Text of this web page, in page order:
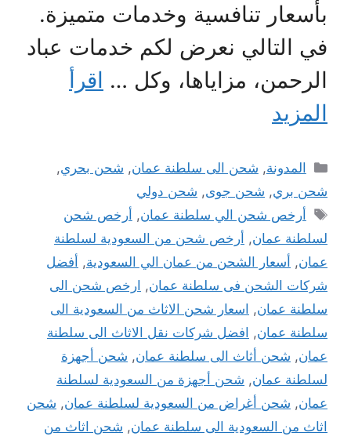
بأسعار تنافسية وخدمات متميزة.
في التالي نعرض لكم خدمات عباد
الرحمن، مزاياها، وكل … اقرأ
المزيد
التصنيفات
المدونة, شحن الى سلطنة عمان, شحن بحري,
شحن بري, شحن جوى, شحن دولي
الوسوم
أرخص شحن الي سلطنة عمان, أرخص شحن
لسلطنة عمان, أرخص شحن من السعودية لسلطنة
عمان, أسعار الشحن من عمان الي السعودية, أفضل
شركات الشحن فى سلطنة عمان, ارخص شحن الى
سلطنة عمان, اسعار شحن الاثاث من السعودية الى
سلطنة عمان, افضل شركات نقل الاثاث الى سلطنة
عمان, شحن أثاث الى سلطنة عمان, شحن أجهزة
لسلطنة عمان, شحن أجهزة من السعودية لسلطنة
عمان, شحن أغراض من السعودية لسلطنة عمان, شحن
اثاث من السعودية الى سلطنة عمان, شحن اثاث من